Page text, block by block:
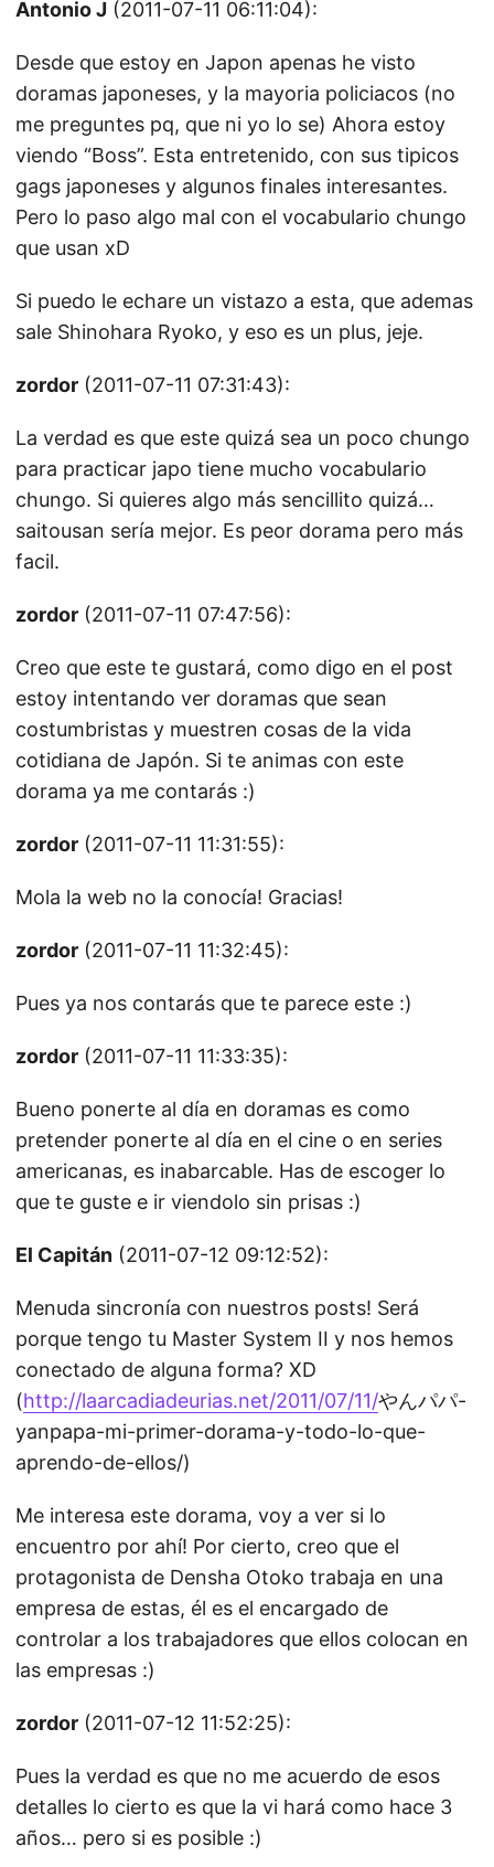
Antonio J (2011-07-11 06:11:04):
Desde que estoy en Japon apenas he visto
doramas japoneses, y la mayoria policiacos (no
me preguntes pq, que ni yo lo se) Ahora estoy
viendo “Boss”. Esta entretenido, con sus tipicos
gags japoneses y algunos finales interesantes.
Pero lo paso algo mal con el vocabulario chungo
que usan xD
Si puedo le echare un vistazo a esta, que ademas
sale Shinohara Ryoko, y eso es un plus, jeje.
zordor (2011-07-11 07:31:43):
La verdad es que este quizá sea un poco chungo
para practicar japo tiene mucho vocabulario
chungo. Si quieres algo más sencillito quizá…
saitousan sería mejor. Es peor dorama pero más
facil.
zordor (2011-07-11 07:47:56):
Creo que este te gustará, como digo en el post
estoy intentando ver doramas que sean
costumbristas y muestren cosas de la vida
cotidiana de Japón. Si te animas con este
dorama ya me contarás :)
zordor (2011-07-11 11:31:55):
Mola la web no la conocía! Gracias!
zordor (2011-07-11 11:32:45):
Pues ya nos contarás que te parece este :)
zordor (2011-07-11 11:33:35):
Bueno ponerte al día en doramas es como
pretender ponerte al día en el cine o en series
americanas, es inabarcable. Has de escoger lo
que te guste e ir viendolo sin prisas :)
El Capitán (2011-07-12 09:12:52):
Menuda sincronía con nuestros posts! Será
porque tengo tu Master System II y nos hemos
conectado de alguna forma? XD
(http://laarcadiadeurias.net/2011/07/11/やんパパ-
yanpapa-mi-primer-dorama-y-todo-lo-que-
aprendo-de-ellos/)
Me interesa este dorama, voy a ver si lo
encuentro por ahí! Por cierto, creo que el
protagonista de Densha Otoko trabaja en una
empresa de estas, él es el encargado de
controlar a los trabajadores que ellos colocan en
las empresas :)
zordor (2011-07-12 11:52:25):
Pues la verdad es que no me acuerdo de esos
detalles lo cierto es que la vi hará como hace 3
años… pero si es posible :)